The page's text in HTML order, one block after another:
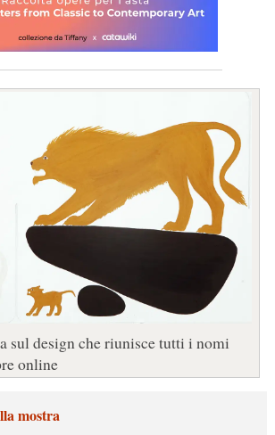
sul design che riunisce tutti i nomi
online
mostra